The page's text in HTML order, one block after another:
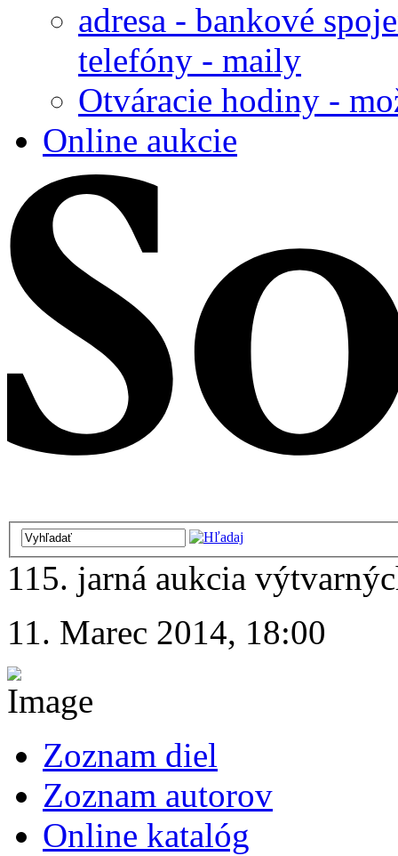
adresa - bankové
telefóny - maily
Otváracie hodiny -
Online aukcie
115. jarná aukcia
11. Marec 2014, 18:00
Zoznam diel
Zoznam autorov
Online katalóg